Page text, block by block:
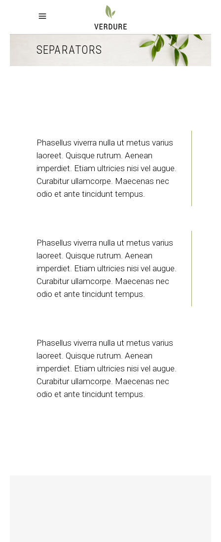
SEPARATORS
Phasellus viverra nulla ut metus varius
laoreet. Quisque rutrum. Aenean
imperdiet. Etiam ultricies nisi vel augue.
Curabitur ullamcorpe. Maecenas nec
odio et ante tincidunt tempus.
Phasellus viverra nulla ut metus varius
laoreet. Quisque rutrum. Aenean
imperdiet. Etiam ultricies nisi vel augue.
Curabitur ullamcorpe. Maecenas nec
odio et ante tincidunt tempus.
Phasellus viverra nulla ut metus varius
laoreet. Quisque rutrum. Aenean
imperdiet. Etiam ultricies nisi vel augue.
Curabitur ullamcorpe. Maecenas nec
odio et ante tincidunt tempus.